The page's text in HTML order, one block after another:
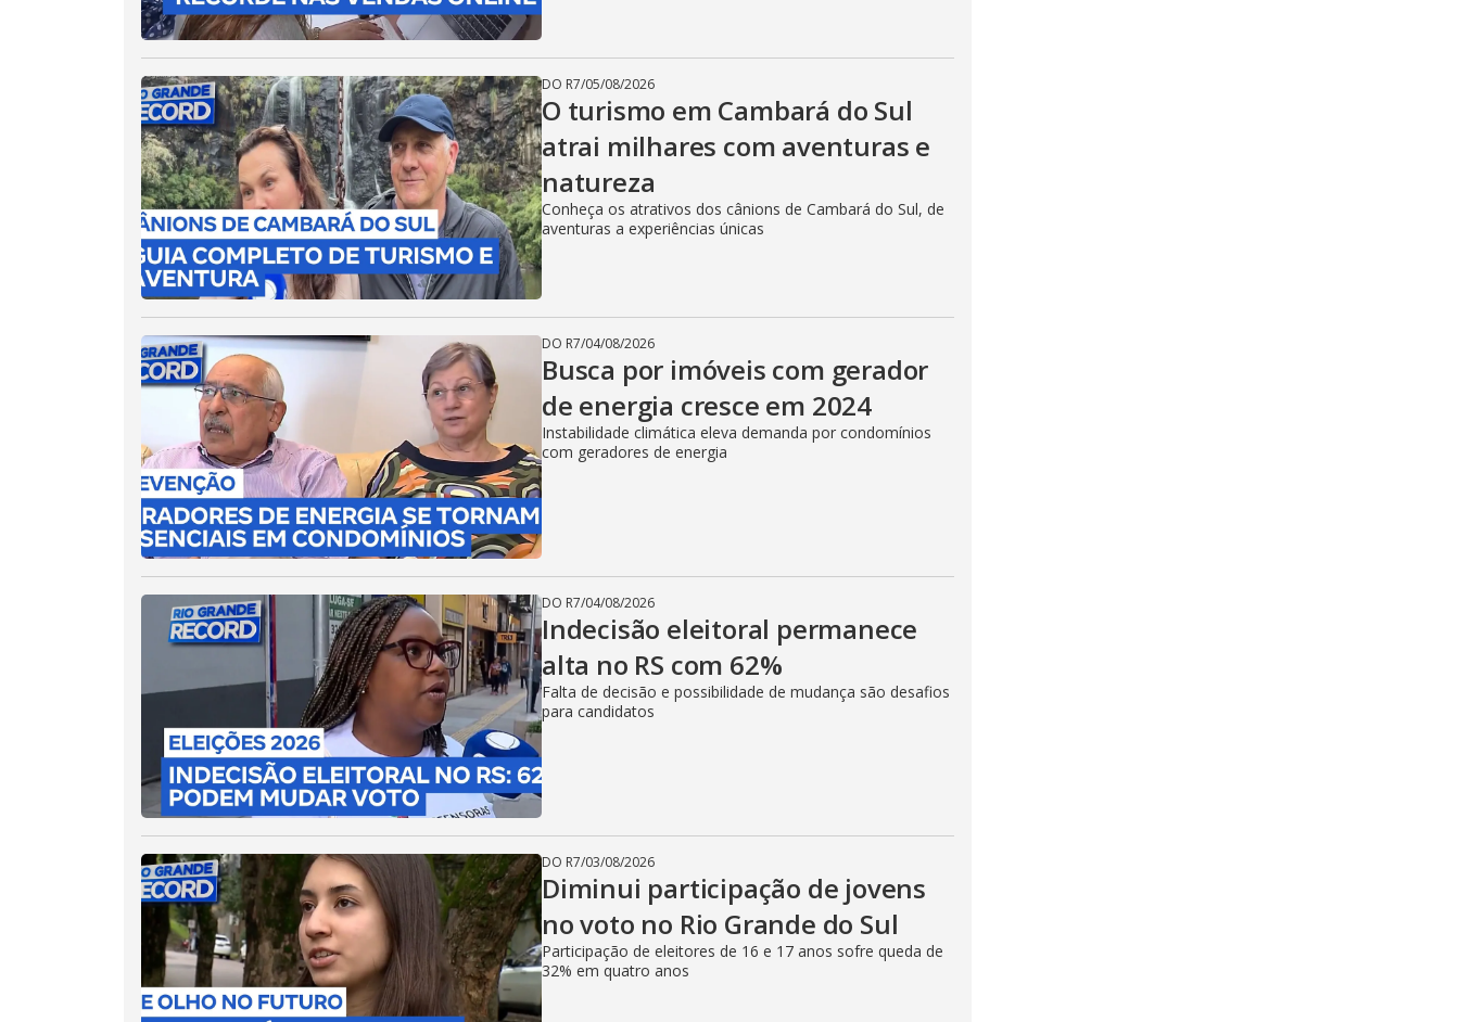
DO R7/05/08/2026
O turismo em Cambará do Sul
atrai milhares com aventuras e
natureza
Conheça os atrativos dos cânions de Cambará do Sul, de
aventuras a experiências únicas
DO R7/04/08/2026
Busca por imóveis com gerador
de energia cresce em 2024
Instabilidade climática eleva demanda por condomínios
com geradores de energia
DO R7/04/08/2026
Indecisão eleitoral permanece
alta no RS com 62%
Falta de decisão e possibilidade de mudança são desafios
para candidatos
DO R7/03/08/2026
Diminui participação de jovens
no voto no Rio Grande do Sul
Participação de eleitores de 16 e 17 anos sofre queda de
32% em quatro anos